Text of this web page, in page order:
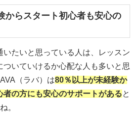
からスタート初心者も安心の
いたいと思っている人は、レッスン
ついていけるか心配な人も多いと思
（ラバ）は80％以上が未経験か
者の方にも安心のサポートがあると
。